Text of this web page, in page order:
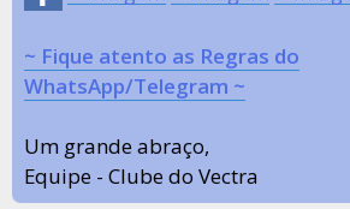
~ Fique atento as Regras do
WhatsApp/Telegram ~
Um grande abraço,
Equipe - Clube do Vectra